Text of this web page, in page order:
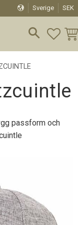
Sverige SEK
passform och